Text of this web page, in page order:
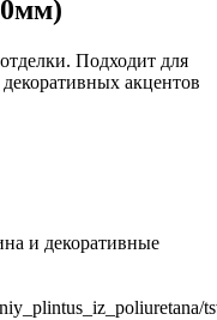
Подходит для
акцентов
и декоративные